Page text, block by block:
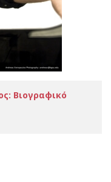
Βιογραφικό